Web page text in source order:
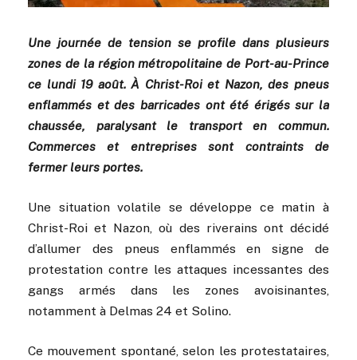
Une journée de tension se profile dans plusieurs
zones de la région métropolitaine de Port-au-Prince
ce lundi 19 août. À Christ-Roi et Nazon, des pneus
enflammés et des barricades ont été érigés sur la
chaussée, paralysant le transport en commun.
Commerces et entreprises sont contraints de
fermer leurs portes.
Une situation volatile se développe ce matin à
Christ-Roi et Nazon, où des riverains ont décidé
d’allumer des pneus enflammés en signe de
protestation contre les attaques incessantes des
gangs armés dans les zones avoisinantes,
notamment à Delmas 24 et Solino.
Ce mouvement spontané, selon les protestataires,